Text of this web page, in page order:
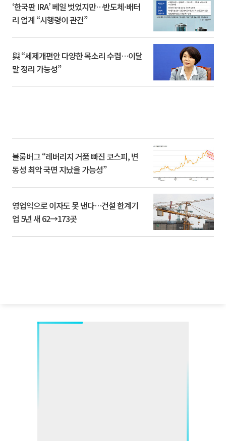
‘한국판 IRA’ 베일 벗었지만…반도체·배터
리 업계 “시행령이 관건”
與 “세제개편안 다양한 목소리 수렴…이달
말 정리 가능성”
블룸버그 “레버리지 거품 빠진 코스피, 변
동성 최악 국면 지났을 가능성”
영업익으로 이자도 못 낸다…건설 한계기
업 5년 새 62→173곳